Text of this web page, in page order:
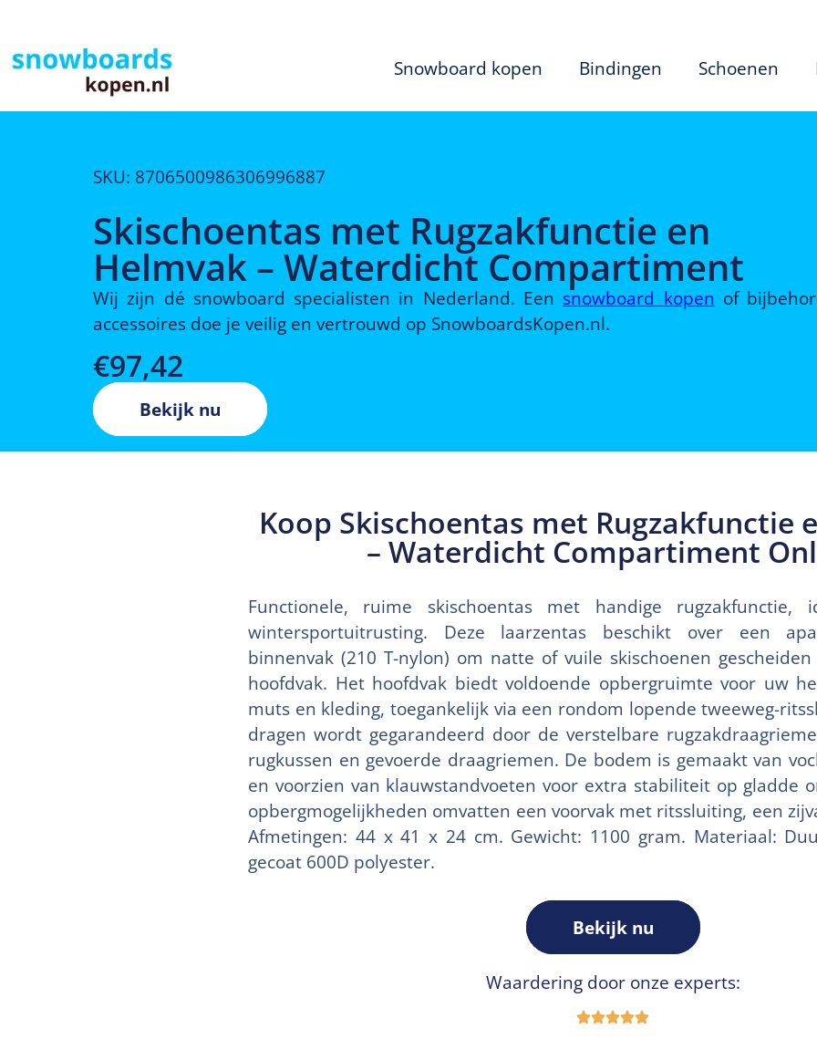
Snowboard kopen Bindingen Schoenen
SKU: 8706500986306996887
Skischoentas met Rugzakfunctie en
Helmvak – Waterdicht Compartiment
Wij zijn dé snowboard specialisten in Nederland. Een snowboard kopen of
accessoires doe je veilig en vertrouwd op SnowboardsKopen.nl.
€97,42
Bekijk nu
Koop Skischoentas met Rugzakfunctie
– Waterdicht Compartiment
Functionele, ruime skischoentas met handige
wintersportuitrusting. Deze laarzentas beschikt over een
binnenvak (210 T-nylon) om natte of vuile skischoenen
hoofdvak. Het hoofdvak biedt voldoende opbergruimte voor uw
muts en kleding, toegankelijk via een rondom lopende tweeweg-
dragen wordt gegarandeerd door de verstelbare
rugkussen en gevoerde draagriemen. De bodem is gemaakt van
en voorzien van klauwstandvoeten voor extra stabiliteit op gladde
opbergmogelijkheden omvatten een voorvak met ritssluiting, een
Afmetingen: 44 x 41 x 24 cm. Gewicht: 1100 gram. Materiaal:
gecoat 600D polyester.
Bekijk nu
Waardering door onze experts: